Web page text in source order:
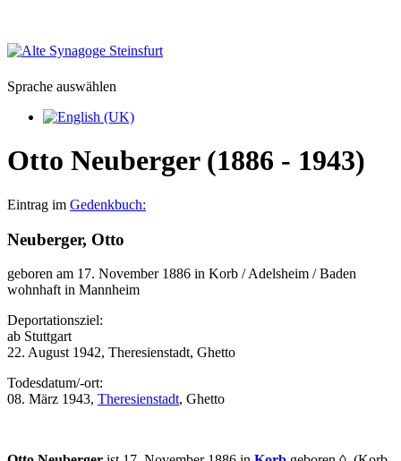
Sprache auswählen
Otto Neuberger (1886 - 1943)
Eintrag im Gedenkbuch:
Neuberger, Otto
geboren am 17. November 1886 in Korb / Adelsheim / Baden
wohnhaft in Mannheim
Deportationsziel:
ab Stuttgart
22. August 1942, Theresienstadt, Ghetto
Todesdatum/-ort:
08. März 1943, Theresienstadt, Ghetto